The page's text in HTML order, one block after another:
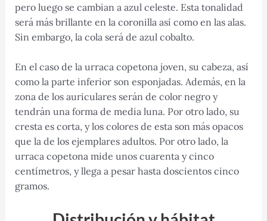
pero luego se cambian a azul celeste. Esta tonalidad
será más brillante en la coronilla así como en las alas.
Sin embargo, la cola será de azul cobalto.
En el caso de la urraca copetona joven, su cabeza, así
como la parte inferior son esponjadas. Además, en la
zona de los auriculares serán de color negro y
tendrán una forma de media luna. Por otro lado, su
cresta es corta, y los colores de esta son más opacos
que la de los ejemplares adultos. Por otro lado, la
urraca copetona mide unos cuarenta y cinco
centímetros, y llega a pesar hasta doscientos cinco
gramos.